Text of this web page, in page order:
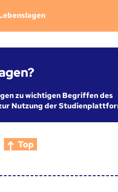
zu wichtigen Begriffen des
Nutzung der
Top